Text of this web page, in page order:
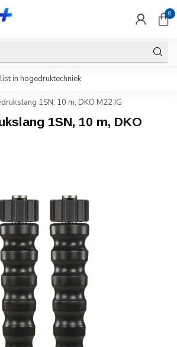
0
in hogedruktechniek
1SN, 10 m, DKO M22 IG
1SN, 10 m, DKO